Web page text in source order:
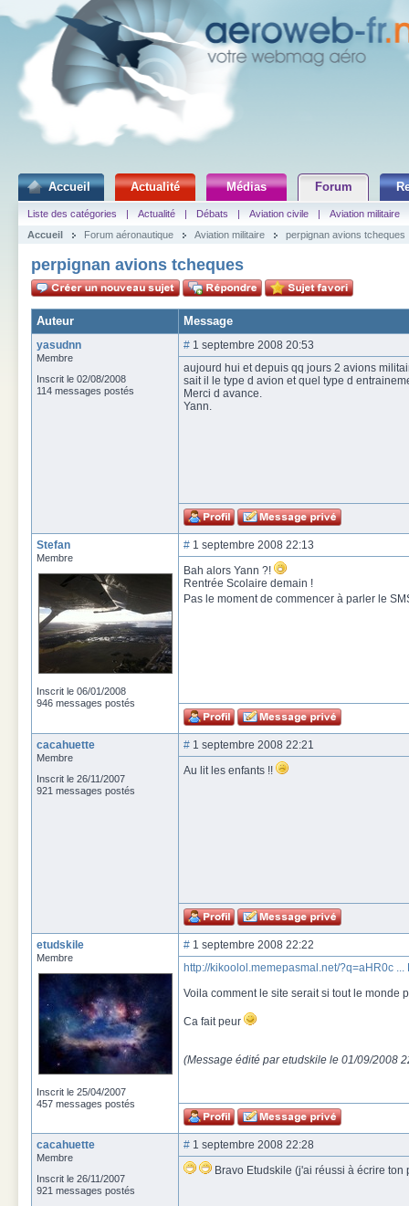
Accueil Actualité Médias Forum
Liste des catégories | Actualité | Débats | Aviation civile |
Aviation militaire
Accueil
Forum aéronautique Aviation militaire perpignan avions tcheques
perpignan avions tcheques
Auteur Message
yasudnn
Membre
Inscrit le 02/08/2008
114 messages postés
# 1 septembre 2008 20:53
aujourd hui et depuis qq jours 2 avions
sait il le type d avion et quel type d
Merci d avance.
Yann.
Stefan
Membre
Inscrit le 06/01/2008
946 messages postés
# 1 septembre 2008 22:13
Bah alors Yann ?!
Rentrée Scolaire demain !
Pas le moment de commencer à parler le
cacahuette
Membre
Inscrit le 26/11/2007
921 messages postés
# 1 septembre 2008 22:21
Au lit les enfants !!
etudskile
Membre
Inscrit le 25/04/2007
457 messages postés
# 1 septembre 2008 22:22
http://kikoolol.memepasmal.net/?q=aHR0c ...
Voila comment le site serait si tout le monde
Ca fait peur
(Message édité par etudskile le 01/09/2008
cacahuette
Membre
Inscrit le 26/11/2007
921 messages postés
# 1 septembre 2008 22:28
Bravo Etudskile (j'ai réussi à écrire ton